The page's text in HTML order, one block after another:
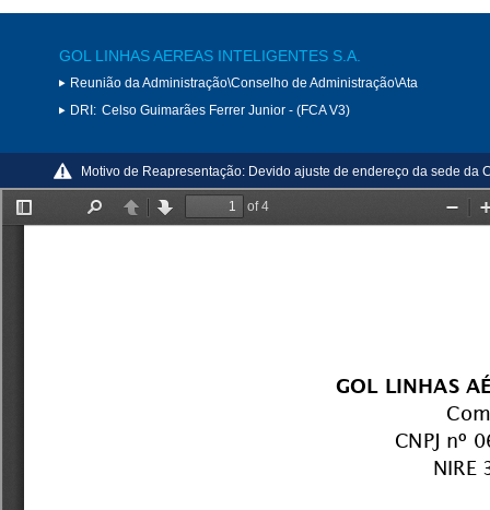
GOL LINHAS AEREAS INTELIGENTES S.A.
Reunião da Administração\Conselho de Administração\Ata
DRI: Celso Guimarães Ferrer Junior - (FCA V3)
Motivo de Reapresentação: Devido ajuste de endereço da sede da